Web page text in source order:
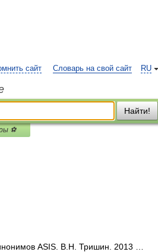
RU
сайт Словарь на свой сайт
Найти!
⚽
ASIS. В.Н. Тришин. 2013 …